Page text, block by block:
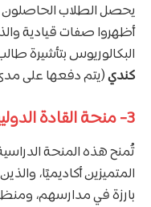
يحصل الطلاب الحاصلون
أظهروا صفات قيادية
البكالوريوس بتأشيرة
كندي(يتم دفعها على مدى 4
3- منحة القادة الدوليين:
تُمنح هذه المنحة
المتميزين أكاديميًا،
بارزة في مدارسهم،